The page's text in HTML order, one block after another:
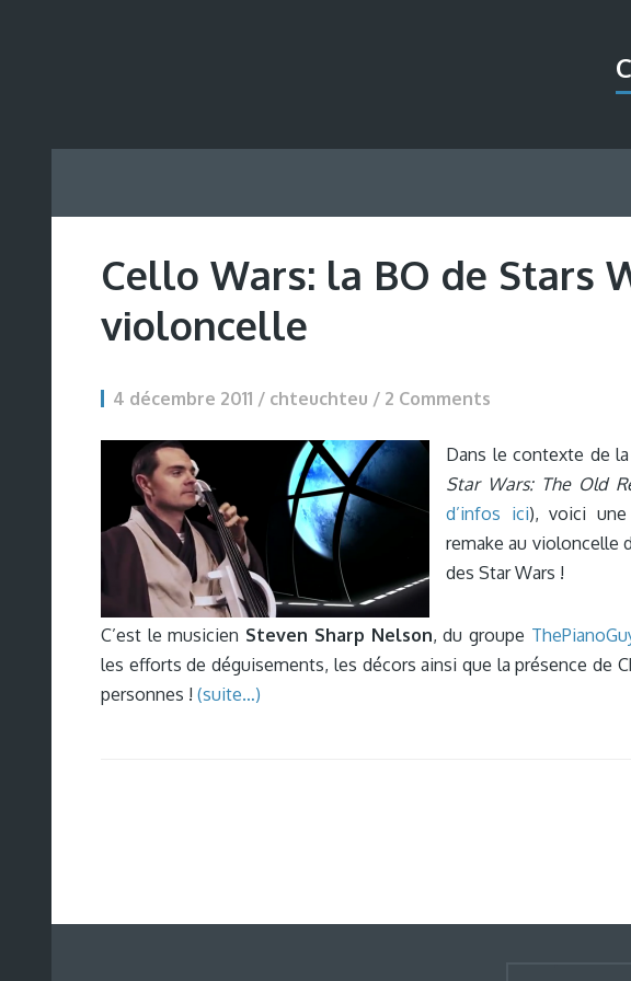
Cello Wars: la BO de Stars
violoncelle
4 décembre 2011 / chteuchteu / 2 Comments
Dans le contexte de
Star Wars: The Old
d’infos ici), voici
remake au violoncelle
des Star Wars !
C’est le musicien Steven Sharp Nelson, du groupe
les efforts de déguisements, les décors ainsi que la présence de
personnes ! (suite…)